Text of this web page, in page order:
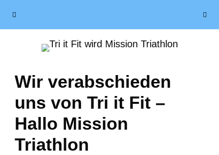
Wir verabschieden
uns von Tri it Fit –
Hallo Mission
Triathlon